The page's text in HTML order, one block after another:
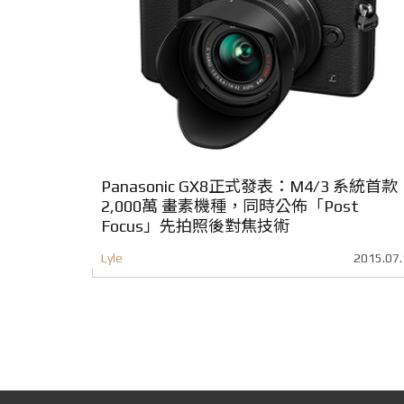
Panasonic GX8正式發表：M4/3 系統首款
2,000萬 畫素機種，同時公佈「Post
Focus」先拍照後對焦技術
Lyle